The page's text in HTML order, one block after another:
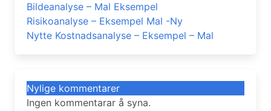
Bildeanalyse – Mal Eksempel
Risikoanalyse – Eksempel Mal -Ny
Nytte Kostnadsanalyse – Eksempel – Mal
Nylige kommentarer
Ingen kommentarar å syna.